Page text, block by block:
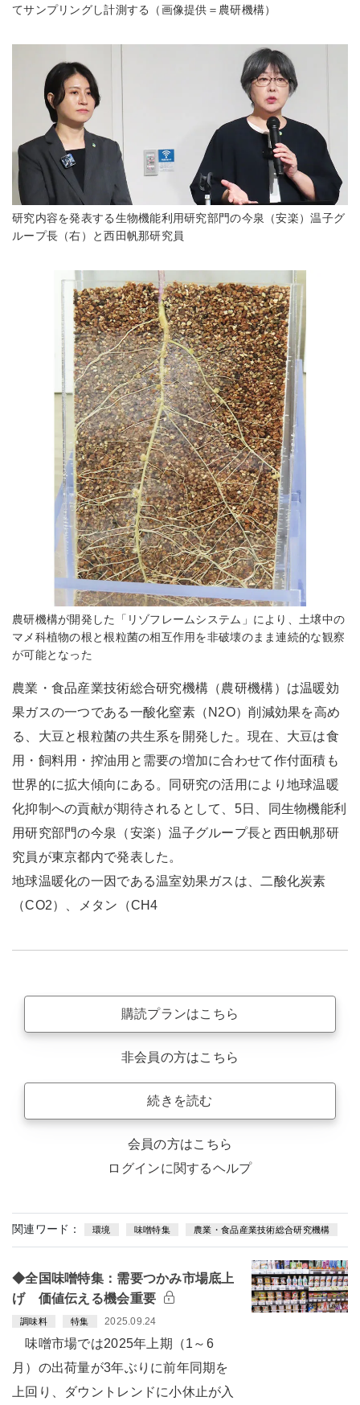
てサンプリングし計測する（画像提供＝農研機構）
研究内容を発表する生物機能利用研究部門の今泉（安楽）温子グ
ループ長（右）と西田帆那研究員
農研機構が開発した「リゾフレームシステム」により、土壌中の
マメ科植物の根と根粒菌の相互作用を非破壊のまま連続的な観察
が可能となった
農業・食品産業技術総合研究機構（農研機構）は温暖効
果ガスの一つである一酸化窒素（N2O）削減効果を高め
る、大豆と根粒菌の共生系を開発した。現在、大豆は食
用・飼料用・搾油用と需要の増加に合わせて作付面積も
世界的に拡大傾向にある。同研究の活用により地球温暖
化抑制への貢献が期待されるとして、5日、同生物機能利
用研究部門の今泉（安楽）温子グループ長と西田帆那研
究員が東京都内で発表した。
地球温暖化の一因である温室効果ガスは、二酸化炭素
（CO2）、メタン（CH4
購読プランはこちら
非会員の方はこちら
続きを読む
会員の方はこちら
ログインに関するヘルプ
関連ワード： 環境 味噌特集 農業・食品産業技術総合研究機構
◆全国味噌特集：需要つかみ市場底上
げ 価値伝える機会重要
調味料 特集 2025.09.24
味噌市場では2025年上期（1～6
月）の出荷量が3年ぶりに前年同期を
上回り、ダウントレンドに小休止が入